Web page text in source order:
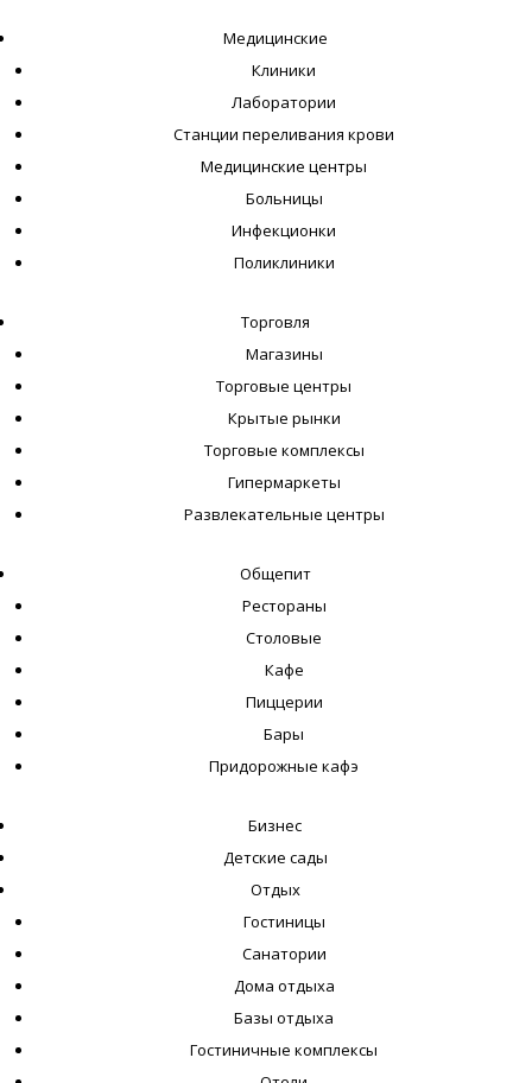
Медицинские
Клиники
Лаборатории
Станции переливания крови
Медицинские центры
Больницы
Инфекционки
Поликлиники
Торговля
Магазины
Торговые центры
Крытые рынки
Торговые комплексы
Гипермаркеты
Развлекательные центры
Общепит
Рестораны
Столовые
Кафе
Пиццерии
Бары
Придорожные кафэ
Бизнес
Детские сады
Отдых
Гостиницы
Санатории
Дома отдыха
Базы отдыха
Гостиничные комплексы